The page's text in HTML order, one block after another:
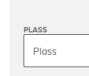
PLASS
Plass